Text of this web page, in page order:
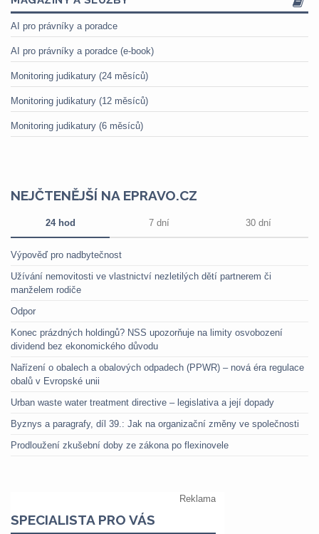
AI pro právníky a poradce
AI pro právníky a poradce (e-book)
Monitoring judikatury (24 měsíců)
Monitoring judikatury (12 měsíců)
Monitoring judikatury (6 měsíců)
NEJČTENĚJŠÍ NA EPRAVO.CZ
24 hod 7 dní 30 dní
Výpověď pro nadbytečnost
Užívání nemovitosti ve vlastnictví nezletilých dětí partnerem či
manželem rodiče
Odpor
Konec prázdných holdingů? NSS upozorňuje na limity osvobození
dividend bez ekonomického důvodu
Nařízení o obalech a obalových odpadech (PPWR) – nová éra regulace
obalů v Evropské unii
Urban waste water treatment directive – legislativa a její dopady
Byznys a paragrafy, díl 39.: Jak na organizační změny ve společnosti
Prodloužení zkušební doby ze zákona po flexinovele